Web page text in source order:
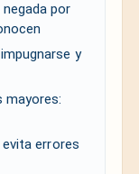
por
y
mayores:
errores